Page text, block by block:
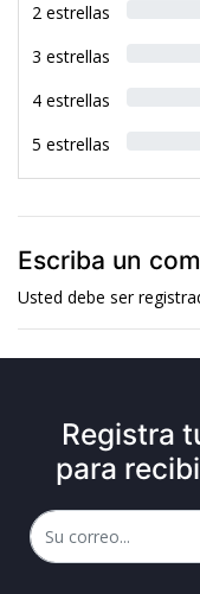
2 estrellas
3 estrellas
4 estrellas
5 estrellas
Escriba un
Usted debe ser
Registra
para